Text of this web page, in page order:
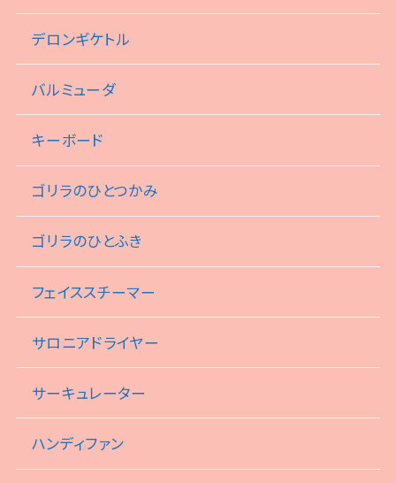
デロンギケトル
バルミューダ
キーボード
ゴリラのひとつかみ
ゴリラのひとふき
フェイススチーマー
サロニアドライヤー
サーキュレーター
ハンディファン